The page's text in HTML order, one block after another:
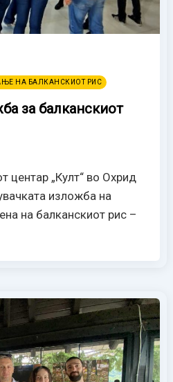
НА БАЛКАНСКИОТ РИС
за балканскиот
центар „Култ“ во Охрид
изложба на
на балканскиот рис –